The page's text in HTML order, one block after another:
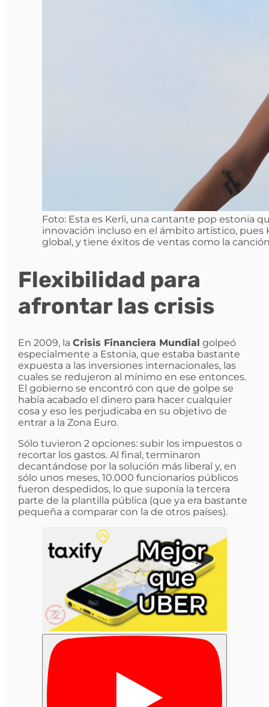
Foto: Esta es Kerli, una cantante pop estonia
innovación incluso en el ámbito artístico,
global, y tiene éxitos de ventas como la
Flexibilidad para
afrontar las crisis
En 2009, la Crisis Financiera Mundial golpeó
especialmente a Estonia, que estaba bastante
expuesta a las inversiones internacionales, las
cuales se redujeron al mínimo en ese entonces.
El gobierno se encontró con que de golpe se
había acabado el dinero para hacer cualquier
cosa y eso les perjudicaba en su objetivo de
entrar a la Zona Euro.
Sólo tuvieron 2 opciones: subir los impuestos o
recortar los gastos. Al final, terminaron
decantándose por la solución más liberal y, en
sólo unos meses, 10.000 funcionarios públicos
fueron despedidos, lo que suponía la tercera
parte de la plantilla pública (que ya era bastante
pequeña a comparar con la de otros países).